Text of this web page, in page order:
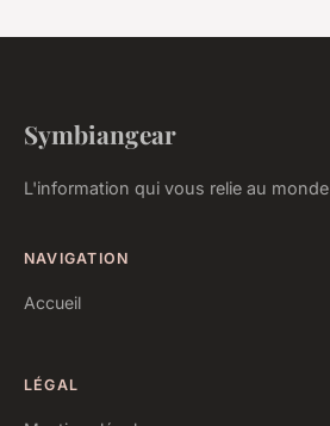
Symbiangear
L'information qui vous relie au monde
NAVIGATION
Accueil
LÉGAL